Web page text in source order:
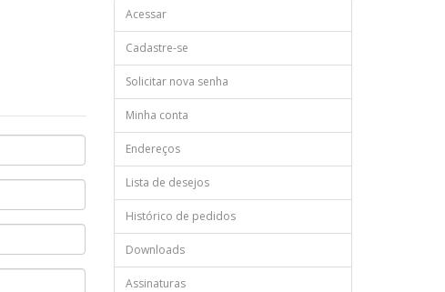
Acessar
Cadastre-se
Solicitar nova senha
Minha conta
Endereços
Lista de desejos
Histórico de pedidos
Downloads
Assinaturas